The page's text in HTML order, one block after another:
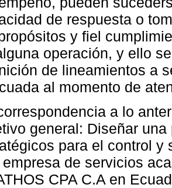
de respuesta o
y fiel
operación, y ello
de lineamientos a
al momento de
a lo
general: Diseñar
para el control y
empresa de servicios
CPA C.A en